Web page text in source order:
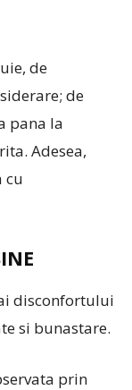
de
de
pana la
Adesea,
cu
disconfortului
si bunastare.
prin